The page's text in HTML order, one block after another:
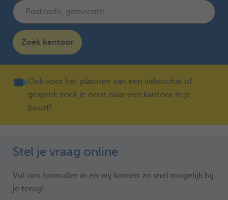
Zoek kantoor
Ook voor het plannen van een videochat of
gesprek zoek je eerst naar een kantoor in je
buurt!
Stel je vraag online
Vul ons formulier in en wij komen zo snel mogelijk bij
je terug!